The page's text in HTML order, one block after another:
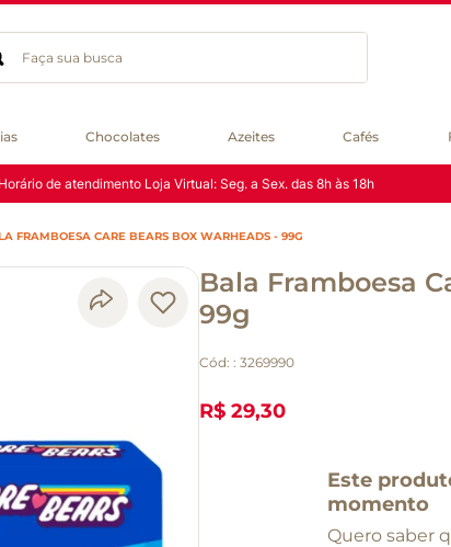
sua busca
Chocolates Azeites Cafés
Horário de atendimento Loja Virtual: Seg. a Sex. das 8h às 18h
FRAMBOESA CARE BEARS BOX WARHEADS - 99G
Bala Framboesa
99g
Cód: : 3269990
R$ 29,30
Este
momento
Quero saber
gluten
chá